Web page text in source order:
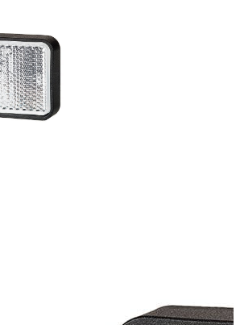
Meine Einstellungen speichern
Alle akzeptieren